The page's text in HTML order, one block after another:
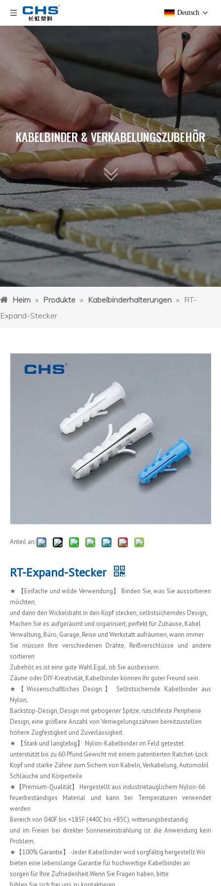
Deutsch
KABELBINDER & VERKABELUNGSZUBEHÖR
Heim » Produkte » Kabelbinderhalterungen » RT-
Expand-Stecker
Anteil an:
RT-Expand-Stecker
★ 【Einfache und wilde Verwendung】 Binden Sie, was Sie aussortieren
möchten,
und dann den Wickeldraht in den Kopf stecken, selbstsicherndes Design,
Machen Sie es aufgeräumt und organisiert, perfekt für Zuhause, Kabel
Verwaltung, Büro, Garage, Reise und Werkstatt aufräumen, wann immer
Sie müssen Ihre verschiedenen Drähte, Reißverschlüsse und andere
sortieren
Zubehör, es ist eine gute Wahl.Egal, ob Sie ausbessern
Zäune oder DIY-Kreativität, Kabelbinder können Ihr guter Freund sein.
★【Wissenschaftliches Design】 Selbstsichernde Kabelbinder aus
Nylon,
Backstop-Design, Design mit gebogener Spitze, rutschfeste Peripherie
Design, eine größere Anzahl von Verriegelungszähnen bereitzustellen
höhere Zugfestigkeit und Zuverlässigkeit.
★ 【Stark und langlebig】 Nylon-Kabelbinder im Feld getestet
unterstützt bis zu 60 Pfund Gewicht mit einem patentierten Ratchet-Lock
Kopf und starke Zähne zum Sichern von Kabeln, Verkabelung, Automobil
Schläuche und Körperteile
★【Premium-Qualität】 Hergestellt aus industrietauglichem Nylon-66
feuerbeständiges Material und kann bei Temperaturen verwendet
werden
Bereich von 040F bis +185F (440C bis +85C), witterungsbeständig
und im Freien bei direkter Sonneneinstrahlung ist die Anwendung kein
Problem.
★【100% Garantie】 -Jeder Kabelbinder wird sorgfältig hergestellt.Wir
bieten eine lebenslange Garantie für hochwertige Kabelbinder an
sorgen für Ihre Zufriedenheit.Wenn Sie Fragen haben, bitte